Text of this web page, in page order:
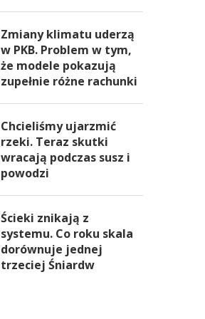
Zmiany klimatu uderzą
w PKB. Problem w tym,
że modele pokazują
zupełnie różne rachunki
Chcieliśmy ujarzmić
rzeki. Teraz skutki
wracają podczas susz i
powodzi
Ścieki znikają z
systemu. Co roku skala
dorównuje jednej
trzeciej Śniardw